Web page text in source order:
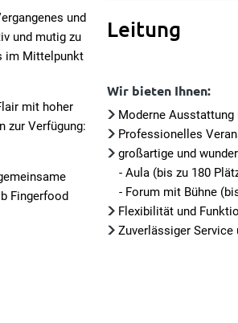
und
und mutig zu
im Mittelpunkt
mit hoher
zur Verfügung:
Fingerfood
Leitung
Wir bieten Ihnen:
Moderne
Professionelles
großartige und
- Aula (bis zu 180
- Forum mit Bühne
Flexibilität und
Zuverlässiger